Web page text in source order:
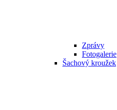
Zprávy
Fotogalerie
Šachový kroužek